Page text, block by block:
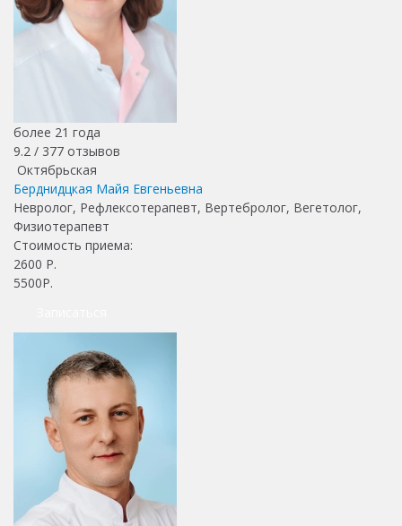
более 21 года
9.2 / 377 отзывов
Октябрьская
Берднидцкая Майя Евгеньевна
Невролог, Рефлексотерапевт, Вертебролог, Вегетолог,
Физиотерапевт
Стоимость приема:
2600 Р.
5500Р.